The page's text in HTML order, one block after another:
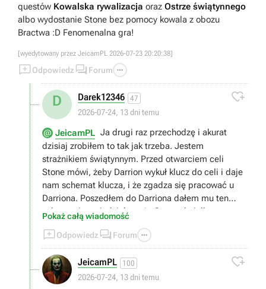
questów Kowalska rywalizacja oraz Ostrze świątynnego
albo wydostanie Stone bez pomocy kowala z obozu
Bractwa :D Fenomenalna gra!
[wyedytowany przez JeicamPL 2026-07-23 20:20:38]
Odpowiedz  Forum 
D Darek12346 47
2026-07-24, 13 dni temu

JeicamPL Ja drugi raz przechodzę i akurat
dzisiaj zrobiłem to tak jak trzeba. Jestem
strażnikiem świątynnym. Przed otwarciem celi
Stone mówi, żeby Darrion wykuł klucz do celi i daje
nam schemat klucza, i że zgadza się pracować u
Darriona. Poszedłem do Darriona dałem mu ten
schemat i powiedziałem, że Stone chciałby
pracować u niego i to wszystko. Żadnych innych
zadań. Tylko do następnego dnia trzeba poczekać
jak Darrion zrobi klucz. A od Stona w podzięce
dostałem miecz i ulepszenie magicznej zbroi.
Pokaż całą wiadomość
Odpowiedz  Forum 
JeicamPL 100
2026-07-24, 13 dni temu
